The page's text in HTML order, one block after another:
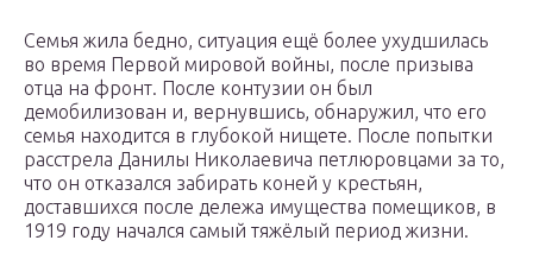
Семья жила бедно, ситуация ещё более ухудшилась
во время Первой мировой войны, после призыва
отца на фронт. После контузии он был
демобилизован и, вернувшись, обнаружил, что его
семья находится в глубокой нищете. После попытки
расстрела Данилы Николаевича петлюровцами за то,
что он отказался забирать коней у крестьян,
доставшихся после дележа имущества помещиков, в
1919 году начался самый тяжёлый период жизни.